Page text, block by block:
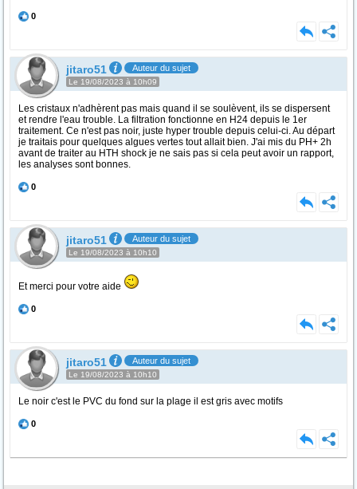
0
jitaro51 Auteur du sujet
Le 19/08/2023 à 10h09
Les cristaux n'adhèrent pas mais quand il se soulèvent, ils se dispersent
et rendre l'eau trouble. La filtration fonctionne en H24 depuis le 1er
traitement. Ce n'est pas noir, juste hyper trouble depuis celui-ci. Au départ
je traitais pour quelques algues vertes tout allait bien. J'ai mis du PH+ 2h
avant de traiter au HTH shock je ne sais pas si cela peut avoir un rapport,
les analyses sont bonnes.
0
jitaro51 Auteur du sujet
Le 19/08/2023 à 10h10
Et merci pour votre aide
0
jitaro51 Auteur du sujet
Le 19/08/2023 à 10h10
Le noir c'est le PVC du fond sur la plage il est gris avec motifs
0